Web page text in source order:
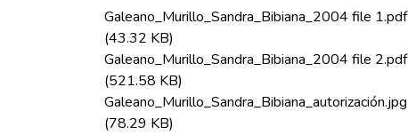
Galeano_Murillo_Sandra_Bibiana_2004 file 1.pdf
(43.32 KB)
Galeano_Murillo_Sandra_Bibiana_2004 file 2.pdf
(521.58 KB)
Galeano_Murillo_Sandra_Bibiana_autorización.jpg
(78.29 KB)